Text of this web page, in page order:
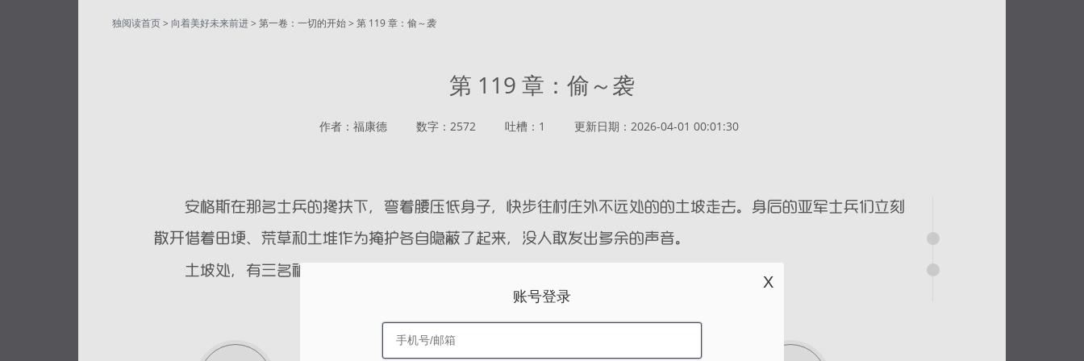
独阅读首页> 向着美好未来前进> 第一卷：一切的开始 > 第 119 章：偷～袭
第 119 章：偷～袭
作者：福康德 数字：2572 吐槽：1 更新日期：2026-04-01 00:01:30
账号登录
X